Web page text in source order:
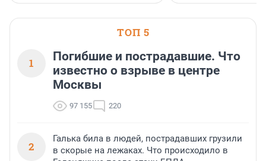
ТОП 5
1
Погибшие и пострадавшие. Что
известно о взрыве в центре
Москвы
97 155 220
2
Галька била в людей, пострадавших грузили
в скорые на лежаках. Что происходило в